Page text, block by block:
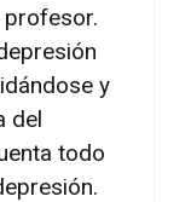
profesor.
y
del
todo